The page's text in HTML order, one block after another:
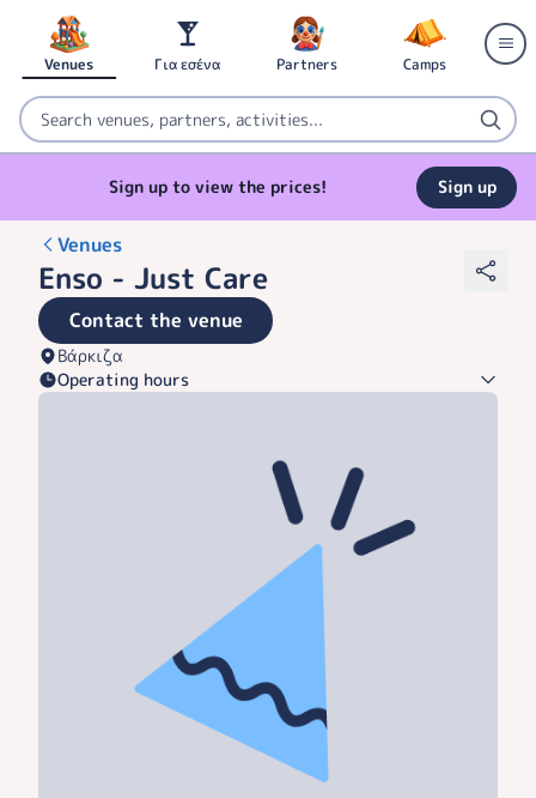
Venues Για εσένα Partners Camps
Sign up to view the prices! Sign up
Venues
Enso - Just Care
Contact the venue
Βάρκιζα
Operating hours